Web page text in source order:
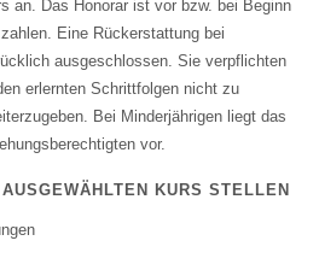
an. Das Honorar ist vor bzw. bei Beginn
Eine Rückerstattung bei
ausgeschlossen. Sie verpflichten
erlernten Schrittfolgen nicht zu
Bei Minderjährigen liegt das
vor.
KURS STELLEN